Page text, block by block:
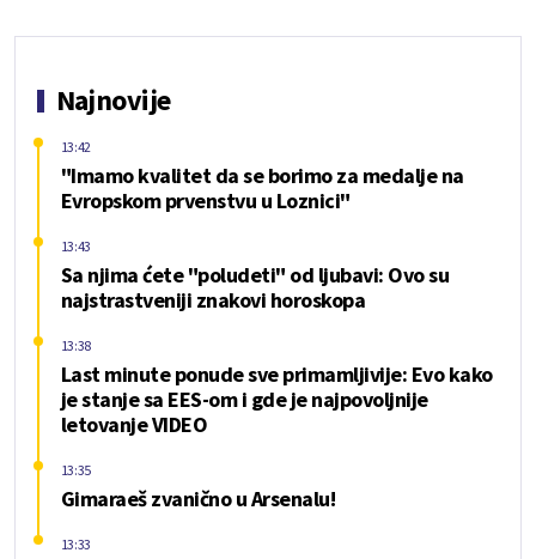
Najnovije
"Imamo kvalitet da se borimo za medalje na
Evropskom prvenstvu u Loznici"
13:42
Sa njima ćete "poludeti" od ljubavi: Ovo su
najstrastveniji znakovi horoskopa
13:43
Last minute ponude sve primamljivije: Evo kako
je stanje sa EES-om i gde je najpovoljnije
letovanje VIDEO
13:38
Gimaraeš zvanično u Arsenalu!
13:35
13:33